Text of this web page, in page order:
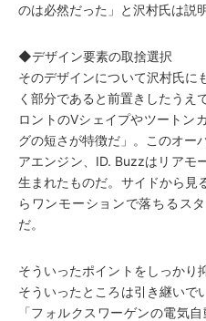
のは必然だった」と沢村氏は説
◆デザイン要素の取捨選択
そのデザインについて沢村氏に
く部分であると前置きしたうえ
ロントのVシェイプやツートン
グの短さが特徴だ」。このオー
アエンジン、ID. Buzzはリアモ
生まれたものだ。サイドから見
らワンモーションで落ちるス
だ。
そういったポイントをしっかり
そういったところは引き継いで
「フォルクスワーゲンの電気